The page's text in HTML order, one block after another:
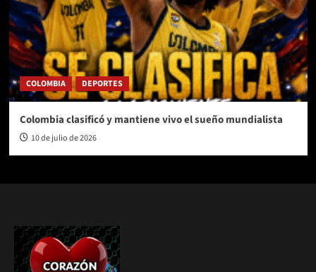
COLOMBIA DEPORTES
Colombia clasificó y mantiene vivo el sueño mundialista
10 de julio de 2026